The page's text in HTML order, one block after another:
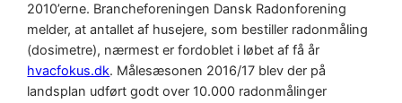
2010’erne. Brancheforeningen Dansk Radonforening
melder, at antallet af husejere, som bestiller radonmåling
(dosimetre), nærmest er fordoblet i løbet af få år
hvacfokus.dk. Målesæsonen 2016/17 blev der på
landsplan udført godt over 10.000 radonmålinger